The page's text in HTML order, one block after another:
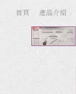
首頁 產品介紹